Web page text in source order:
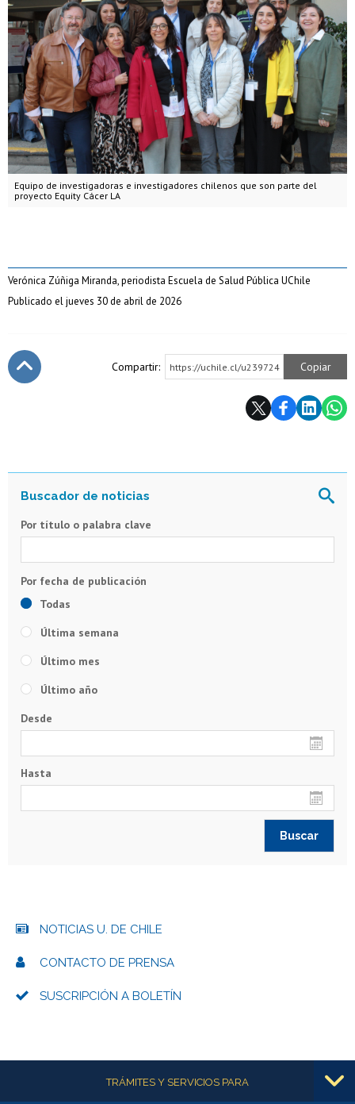
Equipo de investigadoras e investigadores chilenos que son parte del
proyecto Equity Cácer LA
Verónica Zúñiga Miranda, periodista Escuela de Salud Pública UChile
Publicado el jueves 30 de abril de 2026
Compartir: https://uchile.cl/u239724 Copiar
Por título o palabra clave
Todas
Última semana
Último mes
Último año
Desde
Hasta
NOTICIAS U. DE CHILE
CONTACTO DE PRENSA
SUSCRIPCIÓN A BOLETÍN
Más informaciónTRÁMITES Y SERVICIOS PARA